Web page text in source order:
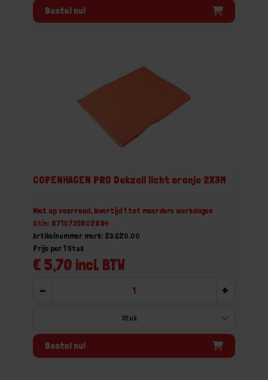
Bestel nu!
COPENHAGEN PRO Dekzeil licht oranje 2X3M
Niet op voorraad, levertijd 1 tot meerdere werkdagen
Gtin: 8710735802894
Artikelnummer merk: 23.620.00
€ 5,70 incl. BTW
Prijs per 1 Stuk
- +
Bestel nu!